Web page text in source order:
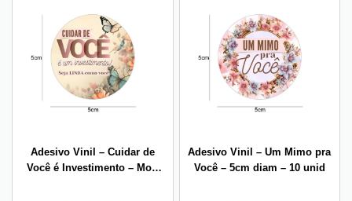
Adesivo Vinil – Cuidar de
Você é Investimento – Mod
Adesivo Vinil – Um Mimo pra
Você – 5cm diam – 10 unid